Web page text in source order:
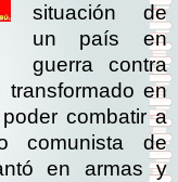
situación de
un país en
guerra contra
en
combatir a
comunista de
en armas y